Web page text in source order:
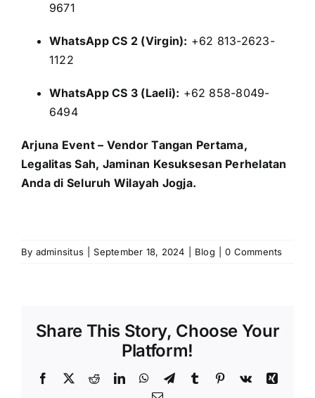
9671
WhatsApp CS 2 (Virgin): +62 813-2623-
1122
WhatsApp CS 3 (Laeli): +62 858-8049-
6494
Arjuna Event – Vendor Tangan Pertama,
Legalitas Sah, Jaminan Kesuksesan Perhelatan
Anda di Seluruh Wilayah Jogja.
By adminsitus September 18, 2024 Blog 0 Comments
Share This Story, Choose Your
Platform!
Facebook
X RedditLinkedInWhatsApp
TelegramTumblr Pinterest
Vk
Xing
Email